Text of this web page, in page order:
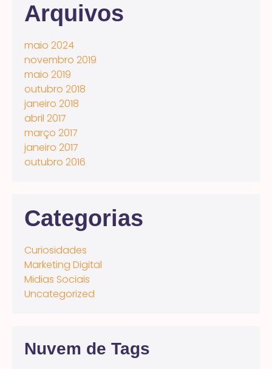
Arquivos
maio 2024
novembro 2019
maio 2019
outubro 2018
janeiro 2018
abril 2017
março 2017
janeiro 2017
outubro 2016
Categorias
Curiosidades
Marketing Digital
Midias Sociais
Uncategorized
Nuvem de Tags